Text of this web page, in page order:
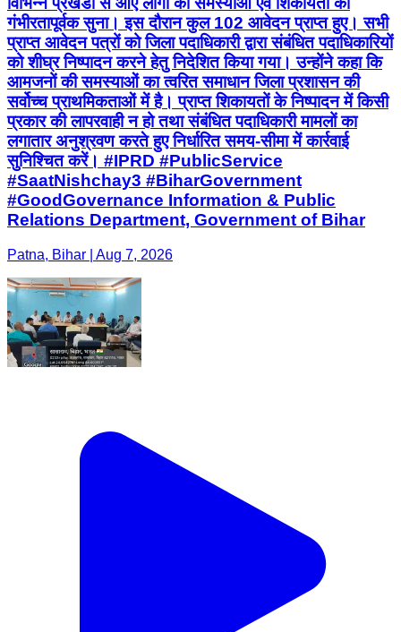
गंभीरतापूर्वक सुना। इस दौरान कुल 102 आवेदन प्राप्त हुए। सभी
प्राप्त आवेदन पत्रों को जिला पदाधिकारी द्वारा संबंधित पदाधिकारियों
को शीघ्र निष्पादन करने हेतु निदेशित किया गया। उन्होंने कहा कि
आमजनों की समस्याओं का त्वरित समाधान जिला प्रशासन की
सर्वोच्च प्राथमिकताओं में है। प्राप्त शिकायतों के निष्पादन में किसी
प्रकार की लापरवाही न हो तथा संबंधित पदाधिकारी मामलों का
लगातार अनुश्रवण करते हुए निर्धारित समय-सीमा में कार्रवाई
सुनिश्चित करें। #IPRD #PublicService
#SaatNishchay3 #BiharGovernment
#GoodGovernance Information & Public
Relations Department, Government of Bihar
Patna, Bihar | Aug 7, 2026